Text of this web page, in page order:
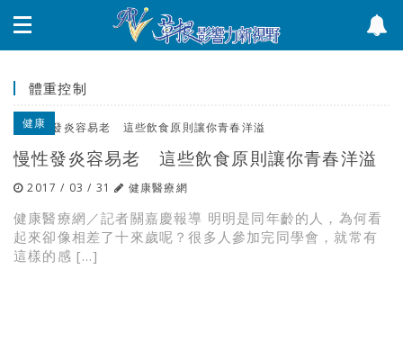
體重控制
健康
慢性發炎容易老 這些飲食原則讓你青春洋溢
2017 / 03 / 31 健康醫療網
健康醫療網／記者關嘉慶報導 明明是同年齡的人，為何看
起來卻像相差了十來歲呢？很多人參加完同學會，就常有
這樣的感 […]